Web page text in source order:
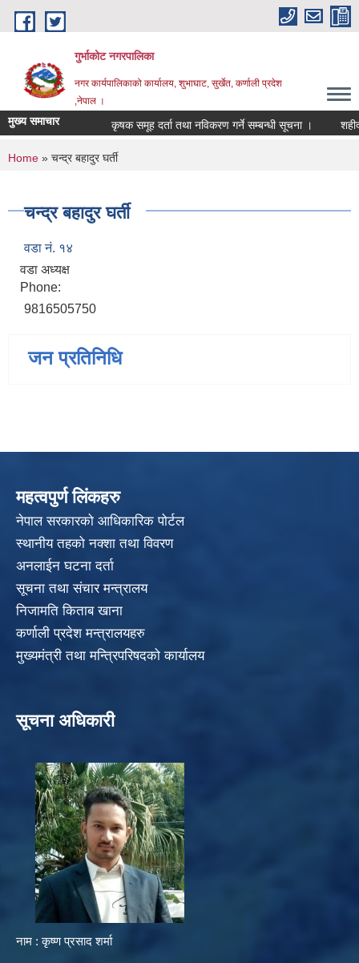
Skip to main content
गुर्भाकोट नगरपालिका
नगर कार्यपालिकाको कार्यालय, शुभाघाट, सुर्खेत, कर्णाली प्रदेश
,नेपाल ।
मुख्य समाचार कृषक समूह दर्ता तथा नविकरण गर्ने सम्बन्धी सूचना । शहीद
You are here
Home » चन्द्र बहादुर घर्ती
चन्द्र बहादुर घर्ती
वडा नं. १४
वडा अध्यक्ष
Phone:
9816505750
जन प्रतिनिधि
महत्वपुर्ण लिंकहरु
नेपाल सरकारको आधिकारिक पोर्टल
स्थानीय तहको नक्शा तथा विवरण
अनलाईन घटना दर्ता
सूचना तथा संचार मन्त्रालय
निजामति किताब खाना
कर्णाली प्रदेश मन्त्रालयहरु
मुख्यमंत्री तथा मन्त्रिपरिषदको कार्यालय
सूचना अधिकारी
नाम : कृष्ण प्रसाद शर्मा